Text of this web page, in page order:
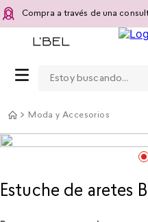
Compra a través de una
Moda y Accesorios
Estuche de aretes